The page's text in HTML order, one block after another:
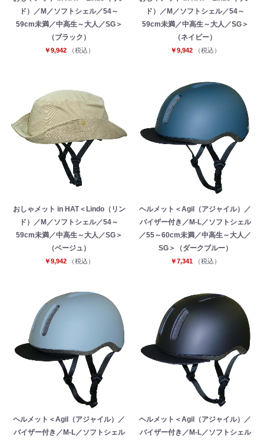
ド）／M／ソフトシェル／54～
59cm未満／中高生～大人／SG＞
（ブラック）
￥9,942 （税込）
ド）／M／ソフトシェル／54～
59cm未満／中高生～大人／SG＞
（ネイビー）
￥9,942 （税込）
おしゃメット in HAT＜Lindo（リン
ド）／M／ソフトシェル／54～
59cm未満／中高生～大人／SG＞
（ベージュ）
￥9,942 （税込）
ヘルメット＜Agil（アジャイル）／
バイザー付き／M-L／ソフトシェル
／55～60cm未満／中高生～大人／
SG＞（ダークブルー）
￥7,341 （税込）
ヘルメット＜Agil（アジャイル）／
バイザー付き／M-L／ソフトシェル
ヘルメット＜Agil（アジャイル）／
バイザー付き／M-L／ソフトシェル
カートへ進む